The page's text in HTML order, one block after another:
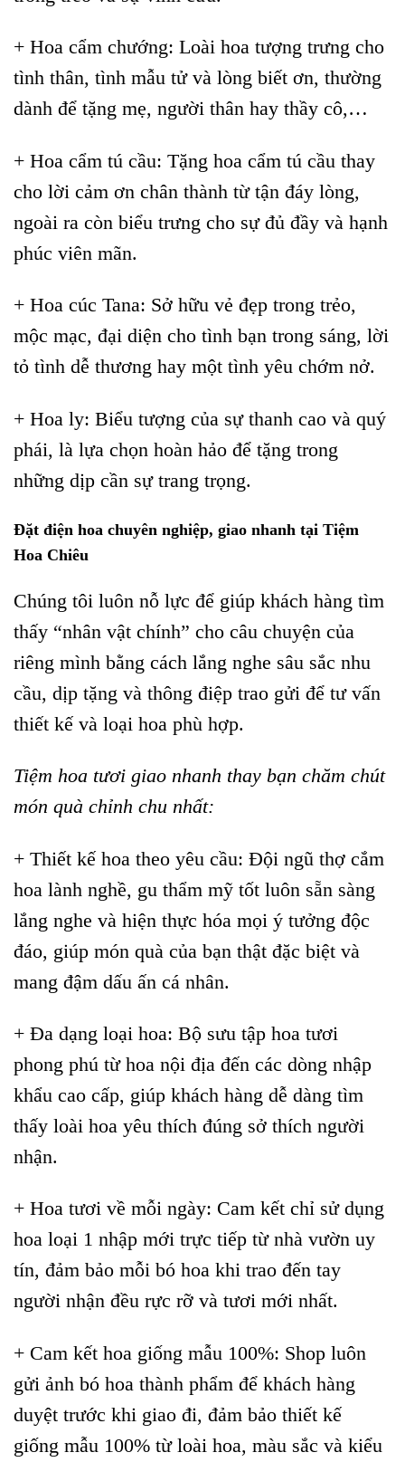
+ Hoa cẩm chướng: Loài hoa tượng trưng cho
tình thân, tình mẫu tử và lòng biết ơn, thường
dành để tặng mẹ, người thân hay thầy cô,…
+ Hoa cẩm tú cầu: Tặng hoa cẩm tú cầu thay
cho lời cảm ơn chân thành từ tận đáy lòng,
ngoài ra còn biểu trưng cho sự đủ đầy và hạnh
phúc viên mãn.
+ Hoa cúc Tana: Sở hữu vẻ đẹp trong trẻo,
mộc mạc, đại diện cho tình bạn trong sáng, lời
tỏ tình dễ thương hay một tình yêu chớm nở.
+ Hoa ly: Biểu tượng của sự thanh cao và quý
phái, là lựa chọn hoàn hảo để tặng trong
những dịp cần sự trang trọng.
Đặt điện hoa chuyên nghiệp, giao nhanh tại Tiệm
Hoa Chiêu
Chúng tôi luôn nỗ lực để giúp khách hàng tìm
thấy “nhân vật chính” cho câu chuyện của
riêng mình bằng cách lắng nghe sâu sắc nhu
cầu, dịp tặng và thông điệp trao gửi để tư vấn
thiết kế và loại hoa phù hợp.
Tiệm hoa tươi giao nhanh thay bạn chăm chút
món quà chỉnh chu nhất:
+ Thiết kế hoa theo yêu cầu: Đội ngũ thợ cắm
hoa lành nghề, gu thẩm mỹ tốt luôn sẵn sàng
lắng nghe và hiện thực hóa mọi ý tưởng độc
đáo, giúp món quà của bạn thật đặc biệt và
mang đậm dấu ấn cá nhân.
+ Đa dạng loại hoa: Bộ sưu tập hoa tươi
phong phú từ hoa nội địa đến các dòng nhập
khẩu cao cấp, giúp khách hàng dễ dàng tìm
thấy loài hoa yêu thích đúng sở thích người
nhận.
+ Hoa tươi về mỗi ngày: Cam kết chỉ sử dụng
hoa loại 1 nhập mới trực tiếp từ nhà vườn uy
tín, đảm bảo mỗi bó hoa khi trao đến tay
người nhận đều rực rỡ và tươi mới nhất.
+ Cam kết hoa giống mẫu 100%: Shop luôn
gửi ảnh bó hoa thành phẩm để khách hàng
duyệt trước khi giao đi, đảm bảo thiết kế
giống mẫu 100% từ loài hoa, màu sắc và kiểu